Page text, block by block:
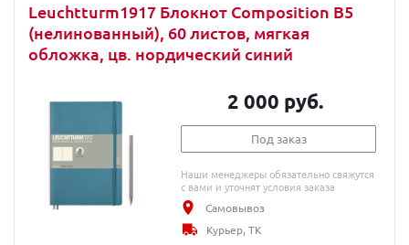
Leuchtturm1917 Блокнот Composition В5
(нелинованный), 60 листов, мягкая
обложка, цв. нордический синий
2 000 руб.
Под заказ
Наши менеджеры обязательно свяжутся
с вами и уточнят условия заказа
Самовывоз
Курьер, ТК